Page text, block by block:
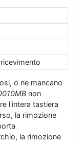
o ne mancano
non
l'intera tastiera
la rimozione
la rimozione